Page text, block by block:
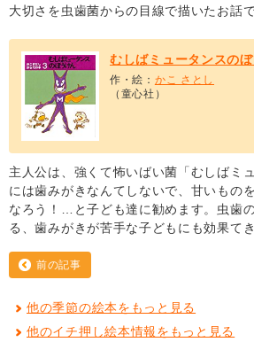
大切さを虫歯菌からの目線で描いたお話で
むしばミュータンスの
作・絵： かこ さとし
（童心社）
主人公は、強くて怖いばい菌「むしばミ
には歯みがきなんてしないで、甘いもの
なろう！…と子ども達に勧めます。虫歯
る、歯みがきが苦手な子どもにも効果て
前の記事
他の季節の絵本をもっと見る
他のイチ押し絵本情報をもっと見る